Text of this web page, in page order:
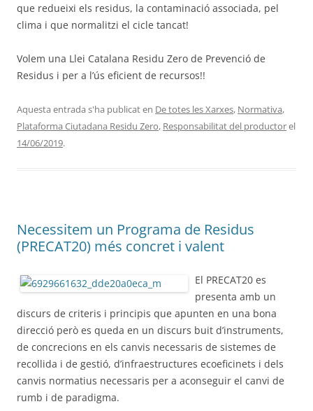
que redueixi els residus, la contaminació associada, pel
clima i que normalitzi el cicle tancat!
Volem una Llei Catalana Residu Zero de Prevenció de
Residus i per a l’ús eficient de recursos!!
Aquesta entrada s'ha publicat en De totes les Xarxes, Normativa,
Plataforma Ciutadana Residu Zero, Responsabilitat del productorel
14/06/2019.
Necessitem un Programa de Residus
(PRECAT20) més concret i valent
El PRECAT20 es
presenta amb un
discurs de criteris i principis que apunten en una bona
direcció però es queda en un discurs buit d’instruments,
de concrecions en els canvis necessaris de sistemes de
recollida i de gestió, d’infraestructures ecoeficinets i dels
canvis normatius necessaris per a aconseguir el canvi de
rumb i de paradigma.